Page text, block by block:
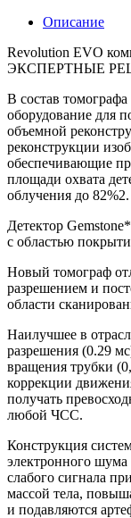
Описание
Revolution EVO
ЭКСПЕРТНЫЕ
В состав
оборудование для
объемной
реконструкции
обеспечивающие
площади охвата
облучения до 82%2.
Детектор
с областью
Новый томограф
разрешением и
области
Наилучшее в
разрешения (0.29
вращения трубки
коррекции
получать
любой ЧСС.
Конструкция
электронного шума
слабого сигнала
массой тела,
и подавляются